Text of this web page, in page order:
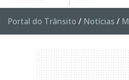
Portal do Trânsito / Notícias /